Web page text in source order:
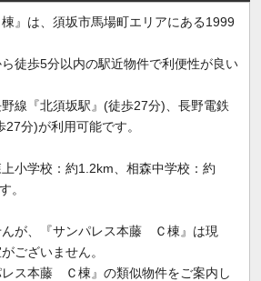
』は、須坂市馬場町エリアにある1999
徒歩5分以内の駅近物件で利便性が良い
線『北須坂駅』(徒歩27分)、長野電鉄
分)が利用可能です。
小学校：約1.2km、相森中学校：約
。
が、『サンパレス本藤 Ｃ棟』は現
ございません。
ス本藤 Ｃ棟』の類似物件をご案内し